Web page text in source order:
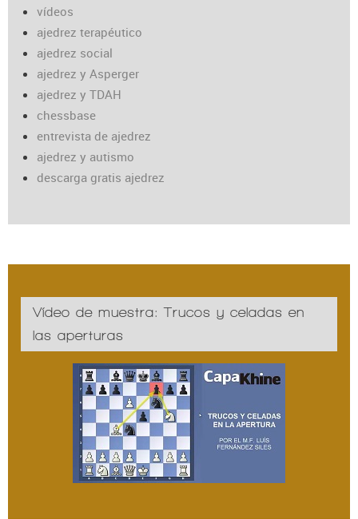
vídeos
ajedrez terapéutico
ajedrez social
ajedrez y Asperger
ajedrez y TDAH
chessbase
entrevista de ajedrez
ajedrez y autismo
descarga gratis ajedrez
Vídeo de muestra: Trucos y celadas en
las aperturas